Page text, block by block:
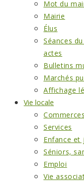
Mot du
Mairie
Élus
Séances
actes
Bulletins
Marchés
Affichage
Vie locale
Services
Enfance et
Séniors,
Emploi
Vie